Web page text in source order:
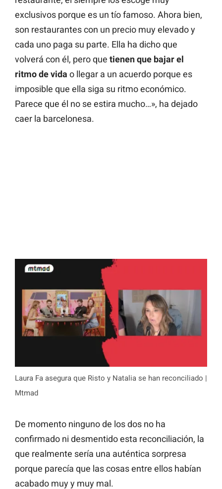
exclusivos porque es un tío famoso. Ahora bien,
son restaurantes con un precio muy elevado y
cada uno paga su parte. Ella ha dicho que
volverá con él, pero que tienen que bajar el
ritmo de vida o llegar a un acuerdo porque es
imposible que ella siga su ritmo económico.
Parece que él no se estira mucho…», ha dejado
caer la barcelonesa.
Laura Fa asegura que Risto y Natalia se han reconciliado |
Mtmad
De momento ninguno de los dos no ha
confirmado ni desmentido esta reconciliación, la
que realmente sería una auténtica sorpresa
porque parecía que las cosas entre ellos habían
acabado muy y muy mal.